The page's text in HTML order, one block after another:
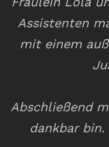
Assistenten
mit einem
Abschließend
dankbar